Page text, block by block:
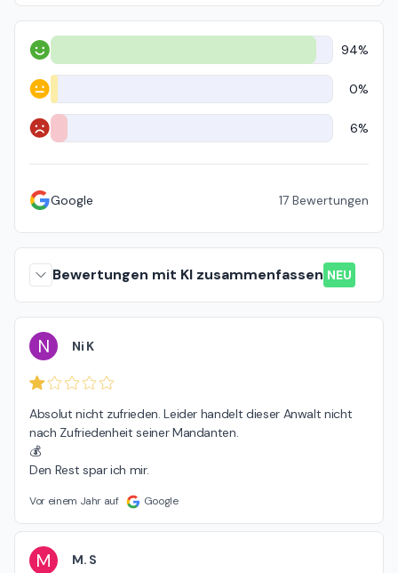
Positiv 94%
Neutral 0%
Negativ 6%
Google 17 Bewertungen
Bewertungen mit KI zusammenfassen NEU
N Ni K
Absolut nicht zufrieden. Leider handelt dieser Anwalt nicht
nach Zufriedenheit seiner Mandanten.
💰
Den Rest spar ich mir.
Vor einem Jahr auf Google
M M. S